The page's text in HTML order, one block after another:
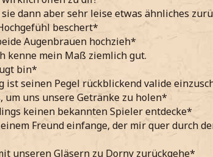
dann aber sehr leise etwas ähnliches
beschert*
Augenbrauen hochzieh*
kenne mein Maß ziemlich gut.
bin*
ist seinen Pegel rückblickend valide
um uns unsere Getränke zu holen*
keinen bekannten Spieler entdecke*
Freund einfange, der mir quer durch
unseren Gläsern zu Dorny zurückgehe*